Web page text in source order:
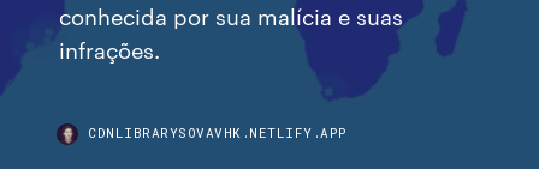
conhecida por sua malícia e suas
infrações.
CDNLIBRARYSOVAVHK.NETLIFY.APP